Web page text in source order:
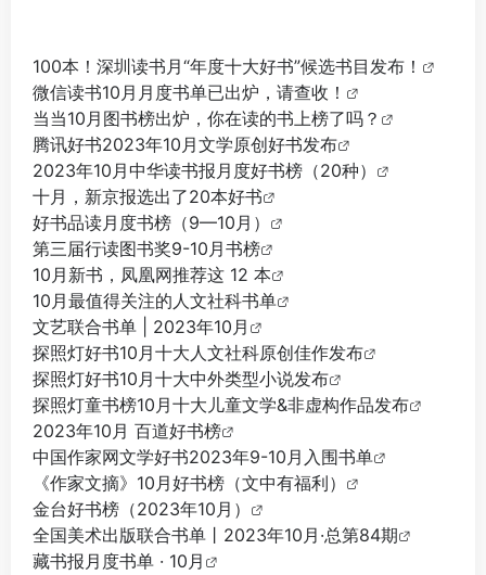
100本！深圳读书月“年度十大好书”候选书目发布！
微信读书10月月度书单已出炉，请查收！
当当10月图书榜出炉，你在读的书上榜了吗？
腾讯好书2023年10月文学原创好书发布
2023年10月中华读书报月度好书榜（20种）
十月，新京报选出了20本好书
好书品读月度书榜（9—10月）
第三届行读图书奖9-10月书榜
10月新书，凤凰网推荐这 12 本
10月最值得关注的人文社科书单
文艺联合书单 | 2023年10月
探照灯好书10月十大人文社科原创佳作发布
探照灯好书10月十大中外类型小说发布
探照灯童书榜10月十大儿童文学&非虚构作品发布
2023年10月 百道好书榜
中国作家网文学好书2023年9-10月入围书单
《作家文摘》10月好书榜（文中有福利）
金台好书榜（2023年10月）
全国美术出版联合书单丨2023年10月·总第84期
藏书报月度书单 · 10月